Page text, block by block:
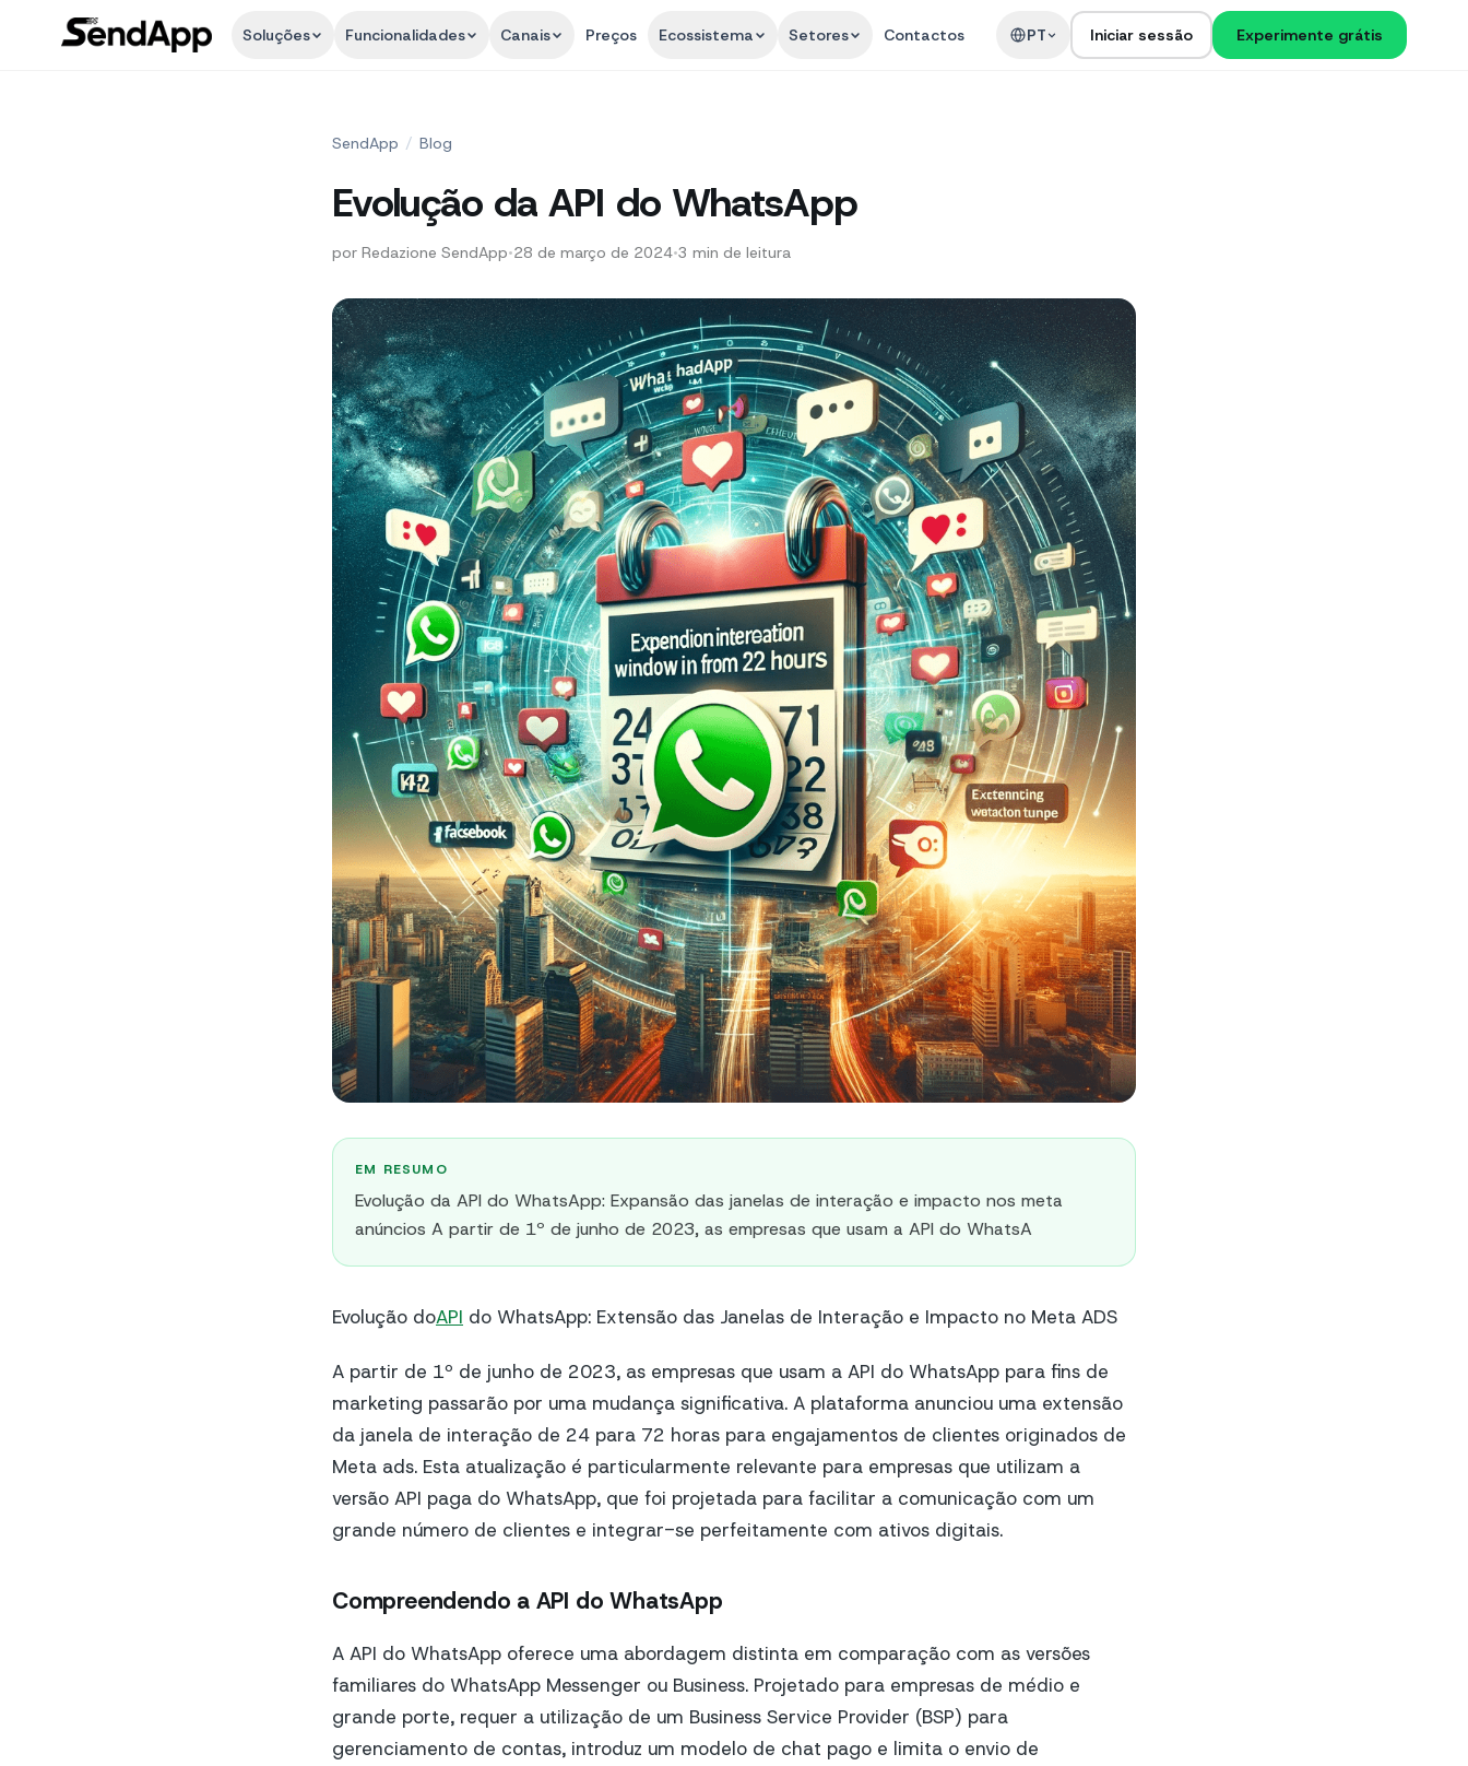
Soluções Funcionalidades Canais Preços Ecossistema Setores Contactos PT Iniciar sessão Experimente grátis
SendApp / Blog
Evolução da API do WhatsApp
por Redazione SendApp•28 de março de 2024•3 min de leitura
EM RESUMO
Evolução da API do WhatsApp: Expansão das janelas de interação e impacto nos meta
anúncios A partir de 1º de junho de 2023, as empresas que usam a API do WhatsA
Evolução doAPI do WhatsApp: Extensão das Janelas de Interação e Impacto no Meta ADS
A partir de 1º de junho de 2023, as empresas que usam a API do WhatsApp para fins de
marketing passarão por uma mudança significativa. A plataforma anunciou uma extensão
da janela de interação de 24 para 72 horas para engajamentos de clientes originados de
Meta ads. Esta atualização é particularmente relevante para empresas que utilizam a
versão API paga do WhatsApp, que foi projetada para facilitar a comunicação com um
grande número de clientes e integrar-se perfeitamente com ativos digitais.
Compreendendo a API do WhatsApp
A API do WhatsApp oferece uma abordagem distinta em comparação com as versões
familiares do WhatsApp Messenger ou Business. Projetado para empresas de médio e
grande porte, requer a utilização de um Business Service Provider (BSP) para
gerenciamento de contas, introduz um modelo de chat pago e limita o envio de